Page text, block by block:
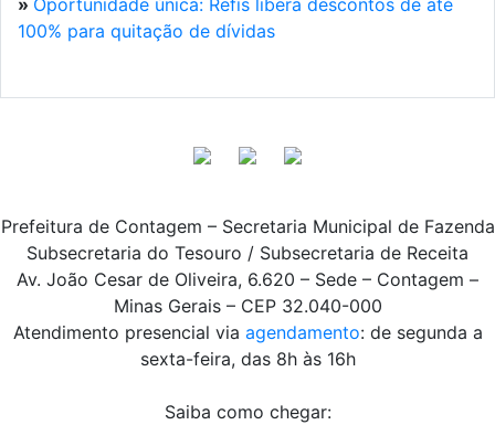
» Oportunidade única: Refis libera descontos de até
100% para quitação de dívidas
Prefeitura de Contagem – Secretaria Municipal de Fazenda
Subsecretaria do Tesouro / Subsecretaria de Receita
Av. João Cesar de Oliveira, 6.620 – Sede – Contagem –
Minas Gerais – CEP 32.040-000
Atendimento presencial via agendamento: de segunda a
sexta-feira, das 8h às 16h
Saiba como chegar: